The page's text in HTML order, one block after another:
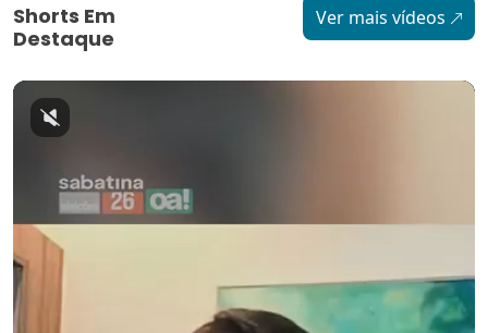
Shorts Em
Destaque
Ver mais vídeos